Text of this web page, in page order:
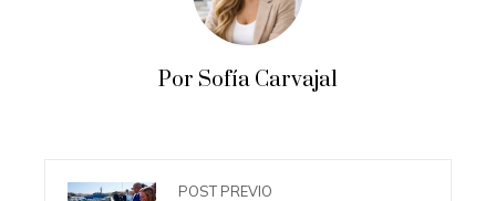
Por Sofía Carvajal
POST PREVIO